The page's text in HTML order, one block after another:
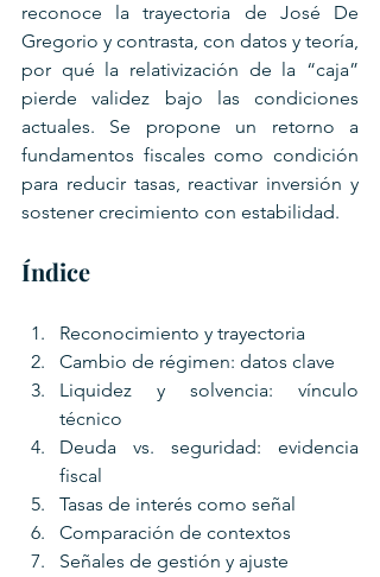
reconoce la trayectoria de José De
Gregorio y contrasta, con datos y teoría,
por qué la relativización de la “caja”
pierde validez bajo las condiciones
actuales. Se propone un retorno a
fundamentos fiscales como condición
para reducir tasas, reactivar inversión y
sostener crecimiento con estabilidad.
Índice
Reconocimiento y trayectoria
Cambio de régimen: datos clave
Liquidez y solvencia: vínculo
técnico
Deuda vs. seguridad: evidencia
fiscal
Tasas de interés como señal
Comparación de contextos
Señales de gestión y ajuste